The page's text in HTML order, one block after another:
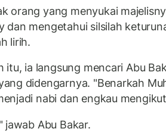
orang yang menyukai
dan mengetahui silsilah
lirih.
itu, ia langsung mencari Abu
didengarnya. "Benarkah
nabi dan engkau
jawab Abu Bakar.